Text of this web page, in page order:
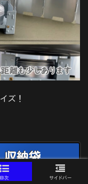
ズ！
納袋
目次 サイドバー